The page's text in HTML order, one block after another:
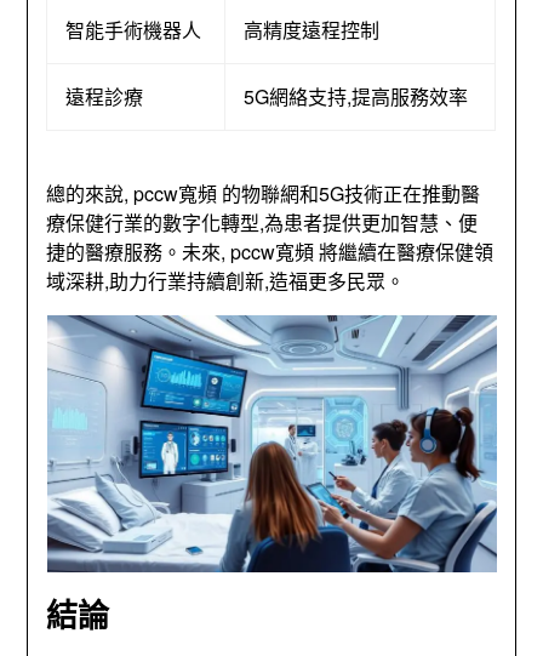
智能手術機器人 高精度遠程控制
遠程診療 5G網絡支持,提高服務效率
總的來說, pccw寬頻 的物聯網和5G技術正在推動醫
療保健行業的數字化轉型,為患者提供更加智慧、便
捷的醫療服務。未來, pccw寬頻 將繼續在醫療保健領
域深耕,助力行業持續創新,造福更多民眾。
結論